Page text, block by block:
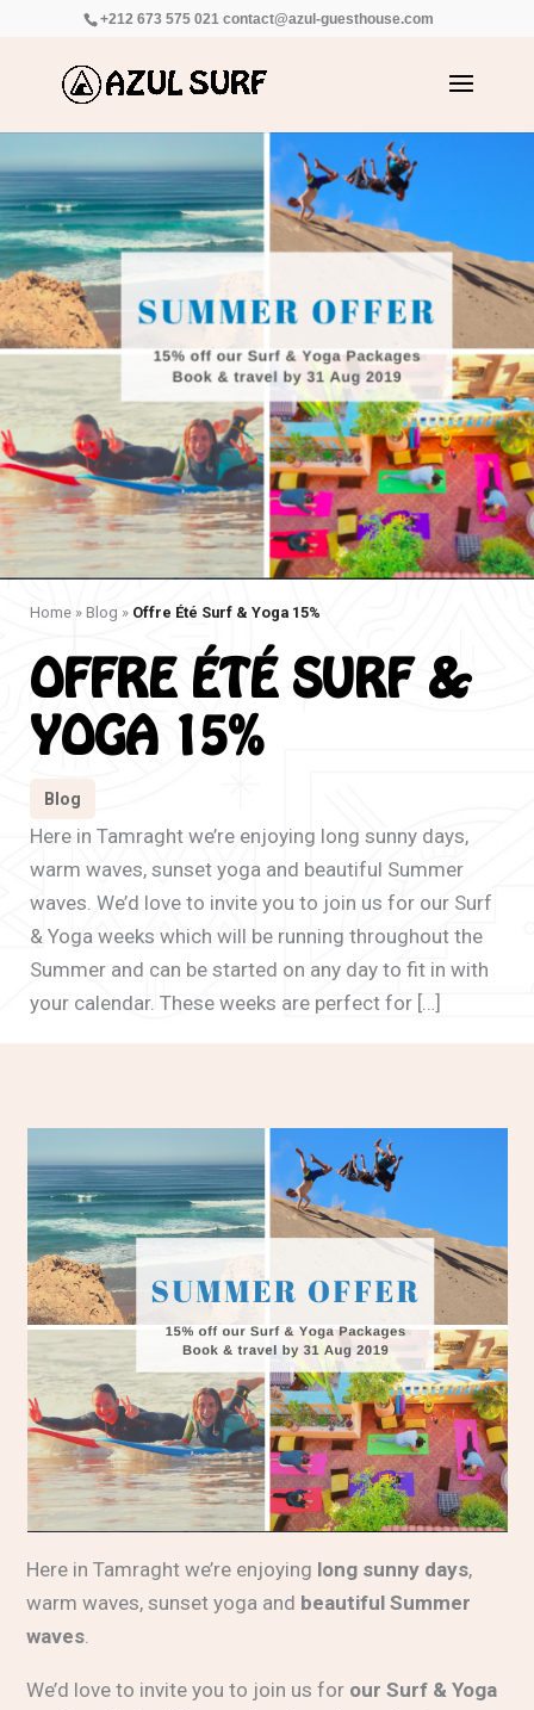
+212 673 575 021 contact@azul-guesthouse.com
Home » Blog » Offre Été Surf & Yoga 15%
OFFRE ÉTÉ SURF &
YOGA 15%
Blog
Here in Tamraght we’re enjoying long sunny days,
warm waves, sunset yoga and beautiful Summer
waves. We’d love to invite you to join us for our Surf
& Yoga weeks which will be running throughout the
Summer and can be started on any day to fit in with
your calendar. These weeks are perfect for […]
Here in Tamraght we’re enjoying long sunny days,
warm waves, sunset yoga and beautiful Summer
waves.
We’d love to invite you to join us for our Surf & Yoga